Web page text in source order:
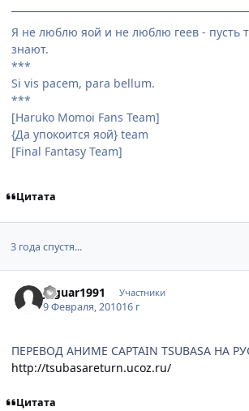
Я не люблю яой и не люблю геев - пусть
знают.
***
Si vis pacem, para bellum.
***
[Haruko Momoi Fans Team]
{Да упокоится яой} team
[Final Fantasy Team]
Цитата
3 года спустя...
Jaguar1991 Участники
9 Февраля, 201016 г
ПЕРЕВОД АНИМЕ CAPTAIN TSUBASA НА
http://tsubasareturn.ucoz.ru/
Цитата